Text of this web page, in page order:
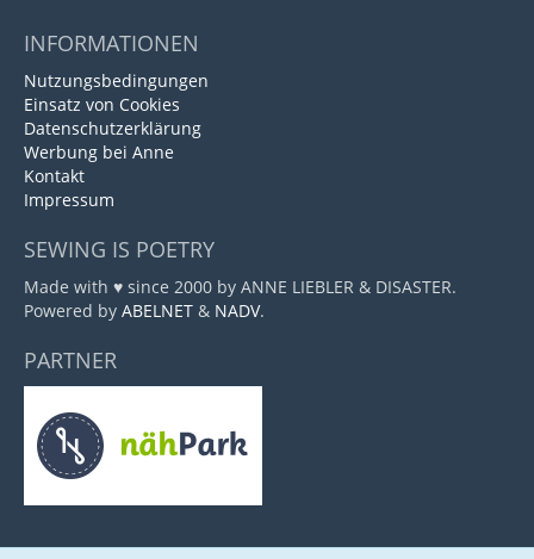
INFORMATIONEN
Nutzungsbedingungen
Einsatz von Cookies
Datenschutzerklärung
Werbung bei Anne
Kontakt
Impressum
SEWING IS POETRY
Made with ♥ since 2000 by ANNE LIEBLER & DISASTER.
Powered by ABELNET & NADV.
PARTNER